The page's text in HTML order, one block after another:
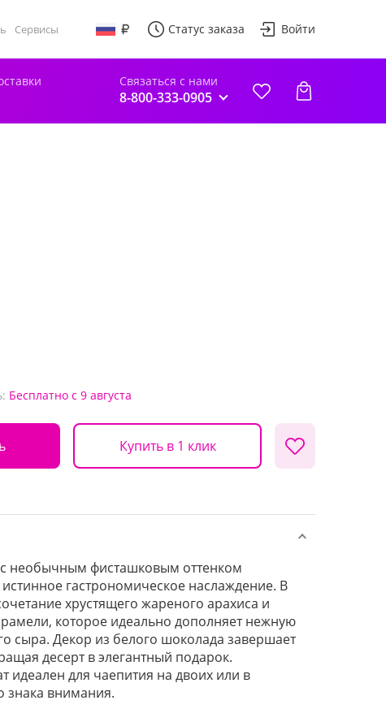
Сервисы Статус заказа Войти
Связаться с нами
8-800-333-0905
Бесплатно с 9 августа
Купить в 1 клик
необычным фисташковым оттенком
гастрономическое наслаждение. В
хрустящего жареного арахиса и
которое идеально дополняет нежную
сыра. Декор из белого шоколада завершает
десерт в элегантный подарок.
идеален для чаепития на двоих или в
знака внимания.